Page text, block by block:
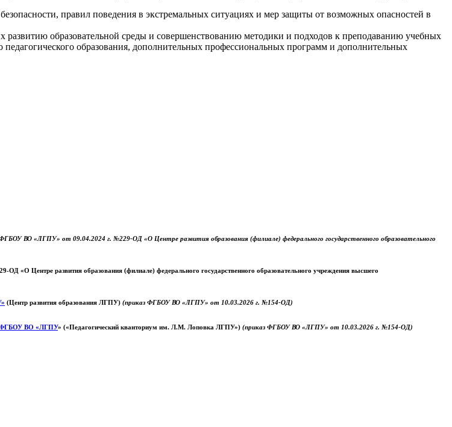
правил поведения в экстремальных ситуациях и мер защиты от возможных опасностей в
образовательной среды и совершенствованию методики и подходов к преподаванию учебных
образования, дополнительных профессиональных программ и дополнительных
ВО «ЛГПУ» от 09.04.2024 г. №229-ОД «О Центре развития образования (филиале) федерального государственного образовательного
ОД «О Центре развития образования (филиале) федерального государственного образовательного учреждения высшего
(Центр развития образования ЛГПУ) (приказ ФГБОУ ВО «ЛГПУ» от 10.03.2026 г. №154-ОД)
ВО «ЛГПУ» («Педагогический кванториум им. Л.М. Лоповка ЛГПУ») (приказ ФГБОУ ВО «ЛГПУ» от 10.03.2026 г. №154-ОД)